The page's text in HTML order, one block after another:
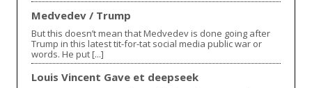
Medvedev / Trump
But this doesn’t mean that Medvedev is done going after
Trump in this latest tit-for-tat social media public war or
words. He put [...]
Louis Vincent Gave et deepseek